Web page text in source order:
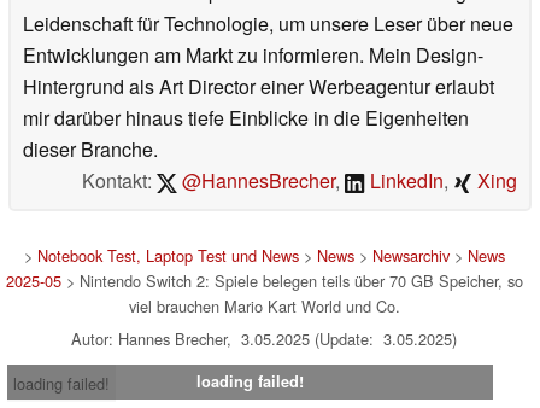
Leidenschaft für Technologie, um unsere Leser über neue
Entwicklungen am Markt zu informieren. Mein Design-
Hintergrund als Art Director einer Werbeagentur erlaubt
mir darüber hinaus tiefe Einblicke in die Eigenheiten
dieser Branche.
Kontakt:
@HannesBrecher, LinkedIn, Xing
> Notebook Test, Laptop Test und News> News> Newsarchiv> News
2025-05> Nintendo Switch 2: Spiele belegen teils über 70 GB Speicher, so
viel brauchen Mario Kart World und Co.
Autor: Hannes Brecher, 3.05.2025 (Update: 3.05.2025)
loading failed!
loading failed!